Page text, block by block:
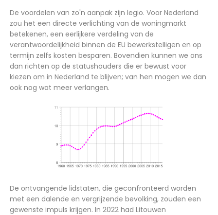
De voordelen van zo'n aanpak zijn legio. Voor Nederland
zou het een directe verlichting van de woningmarkt
betekenen, een eerlijkere verdeling van de
verantwoordelijkheid binnen de EU bewerkstelligen en op
termijn zelfs kosten besparen. Bovendien kunnen we ons
dan richten op de statushouders die er bewust voor
kiezen om in Nederland te blijven; van hen mogen we dan
ook nog wat meer verlangen.
De ontvangende lidstaten, die geconfronteerd worden
met een dalende en vergrijzende bevolking, zouden een
gewenste impuls krijgen. In 2022 had Litouwen